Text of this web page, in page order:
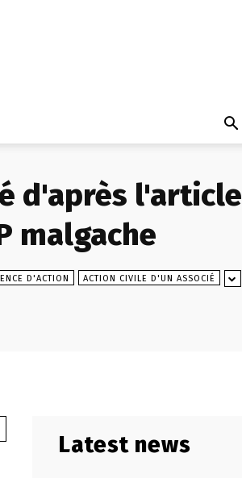
d'après l'article
malgache
D'ACTION ACTION CIVILE D'UN ASSOCIÉ
Latest news